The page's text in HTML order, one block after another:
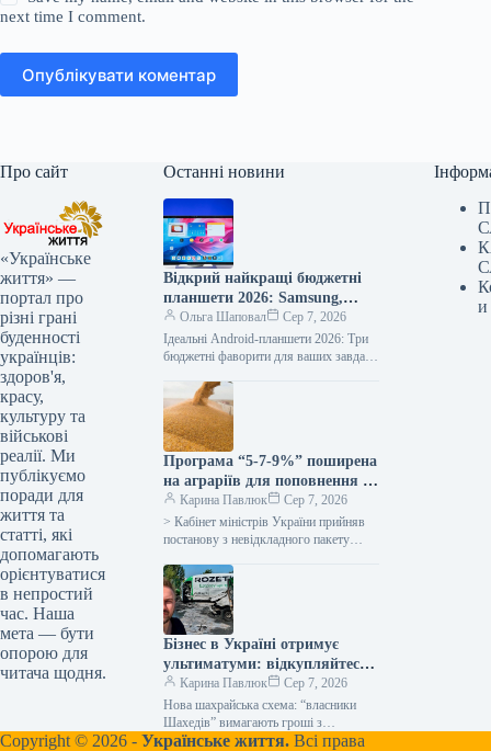
next time I comment.
Опублікувати коментар
Про сайт
«Українське
життя» —
портал про
різні грані
буденності
українців:
здоров'я,
красу,
культуру та
військові
реалії. Ми
публікуємо
поради для
життя та
статті, які
допомагають
орієнтуватися
в непростий
час. Наша
мета — бути
опорою для
читача щодня.
Останні новини
Відкрий найкращі бюджетні
планшети 2026: Samsung,
Xiaomi, Lenovo у топ-3
Ольга Шаповал
Сер 7, 2026
Ідеальні Android-планшети 2026: Три
бюджетні фаворити для ваших завдань
демонструє справжній розквіт
універсальних пристроїв. Моделі…
Програма “5-7-9%” поширена
на аграріїв для поповнення їх
оборотних коштів –
Корецький
Карина Павлюк
Сер 7, 2026
> Кабінет міністрів України прийняв
постанову з невідкладного пакету
сільгоспвиробникам у зв’язку з
російськими атаками в Чорному
морі…
Бізнес в Україні отримує
ультиматуми: відкупляйтеся
від атак або втратите все
Карина Павлюк
Сер 7, 2026
Нова шахрайська схема: “власники
Шахедів” вимагають гроші з
українського бізнесу Українські
и
Copyright © 2026 - Українське життя. Всі права